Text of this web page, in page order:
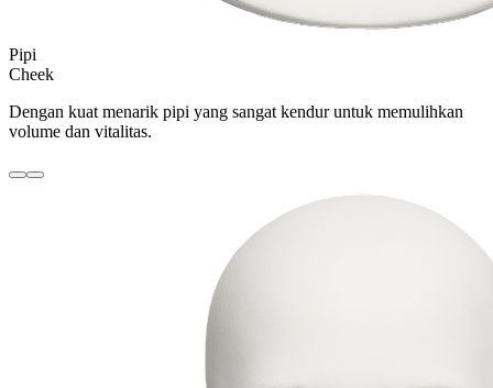
Pipi
Cheek
Dengan kuat menarik pipi yang sangat kendur untuk memulihkan
volume dan vitalitas.